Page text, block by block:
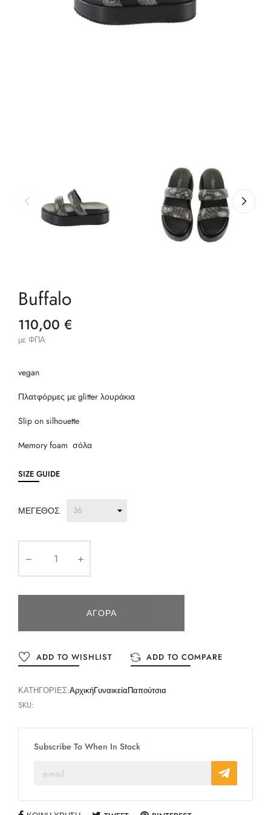
Buffalo
110,00 €
με ΦΠΑ
vegan
Πλατφόρμες με glitter λουράκια
Slip on silhouette
Memory foam σόλα
SIZE GUIDE
ΜΕΓΕΘΟΣ
ΑΓΟΡΆ
ADD TO WISHLIST ADD TO COMPARE
ΚΑΤΗΓΟΡΊΕΣ:ΑρχικήΓυναικείαΠαπούτσια
SKU:
Subscribe To When In Stock